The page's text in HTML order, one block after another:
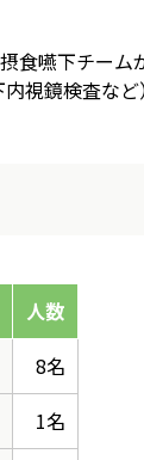
食嚥下チーム
視鏡検査な
人数
8名
1名